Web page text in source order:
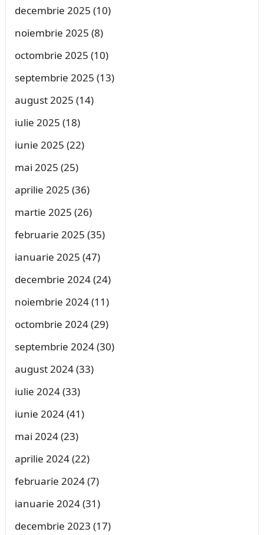
decembrie 2025 (10)
noiembrie 2025 (8)
octombrie 2025 (10)
septembrie 2025 (13)
august 2025 (14)
iulie 2025 (18)
iunie 2025 (22)
mai 2025 (25)
aprilie 2025 (36)
martie 2025 (26)
februarie 2025 (35)
ianuarie 2025 (47)
decembrie 2024(24)
noiembrie 2024(11)
octombrie 2024(29)
septembrie 2024(30)
august 2024(33)
iulie 2024(33)
iunie 2024(41)
mai 2024(23)
aprilie 2024(22)
februarie 2024(7)
ianuarie 2024(31)
decembrie 2023 (17)